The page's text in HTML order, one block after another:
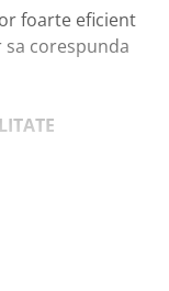
foarte eficient
sa corespunda